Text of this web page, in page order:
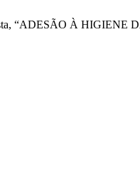
“ADESÃO À